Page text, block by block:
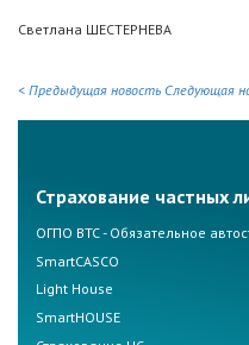
Светлана ШЕСТЕРНЕВА
< Предыдущая новость Следующая
Страхование частных
ОГПО ВТС - Обязательное
SmartCASCO
Light House
SmartHOUSE